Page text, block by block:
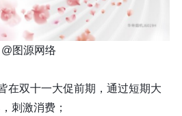
@图源网络
在双十一大促前期，通过短期大
刺激消费；